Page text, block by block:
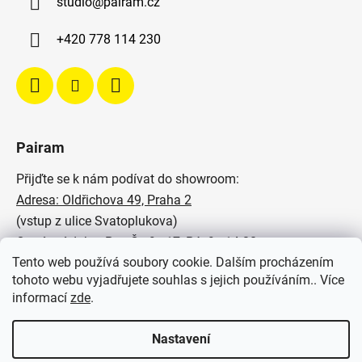
Tento web používá soubory cookie. Dalším procházením
tohoto webu vyjadřujete souhlas s jejich používáním.. Více
informací zde.
Nastavení
+420 778 114 230
Pairam
Přijďte se k nám podívat do showroom:
Adresa: Oldřichova 49, Praha 2
(vstup z ulice Svatoplukova)
Otevírací doba: Po - Čt: 9 - 17, Pá: 9 - 14:30
Podívejte se na naše realizace:
SVĚTELNÉ STUDIO PAIRAM